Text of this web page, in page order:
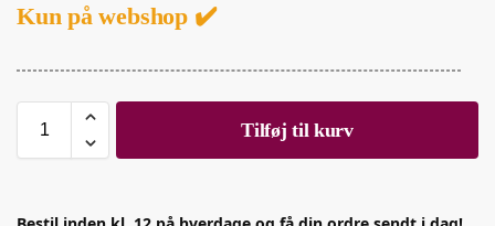
Kun på webshop ✔️
Tilføj til kurv